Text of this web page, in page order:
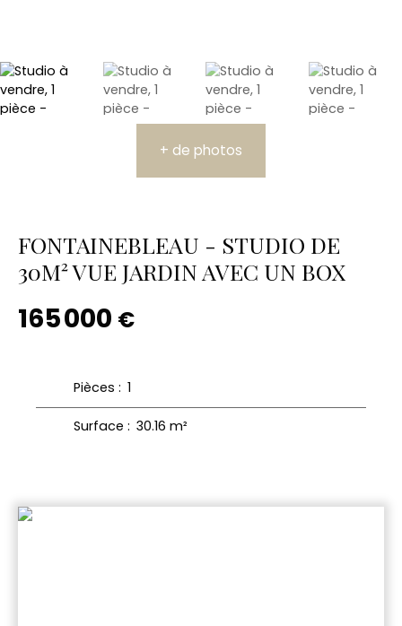
+ de photos
FONTAINEBLEAU - STUDIO DE
30M² VUE JARDIN AVEC UN BOX
165 000 €
Pièces : 1
Surface : 30.16 m²